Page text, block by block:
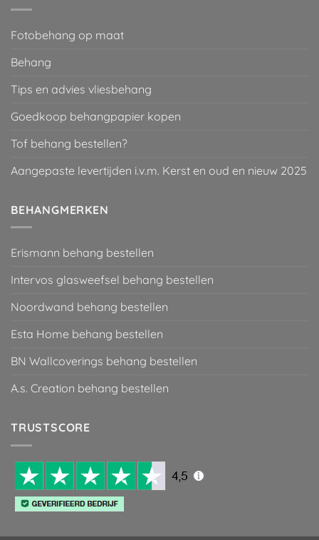
Fotobehang op maat
Behang
Tips en advies vliesbehang
Goedkoop behangpapier kopen
Tof behang bestellen?
Aangepaste levertijden i.v.m. Kerst en oud en nieuw 2025
BEHANGMERKEN
Erismann behang bestellen
Intervos glasweefsel behang bestellen
Noordwand behang bestellen
Esta Home behang bestellen
BN Wallcoverings behang bestellen
A.s. Creation behang bestellen
TRUSTSCORE